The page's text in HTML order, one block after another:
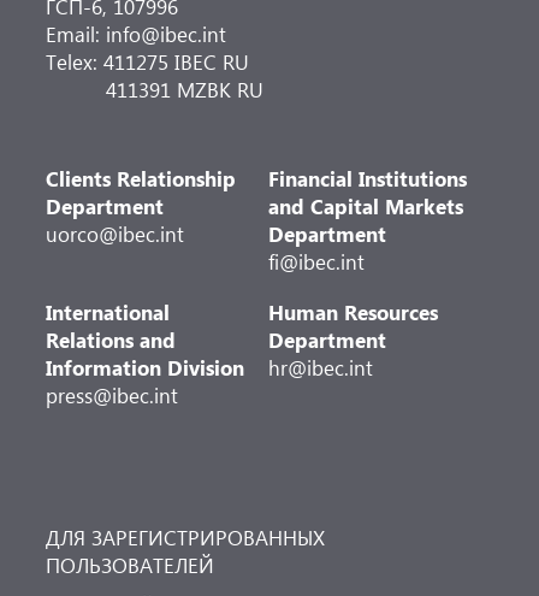
ГСП-6, 107996
Email: info@ibec.int
Telex: 411275 IBEC RU
411391 MZBK RU
Clients Relationship
Department
uorco@ibec.int
Financial Institutions
and Capital Markets
Department
fi@ibec.int
International
Relations and
Information Division
press@ibec.int
Human Resources
Department
hr@ibec.int
ДЛЯ ЗАРЕГИСТРИРОВАННЫХ
ПОЛЬЗОВАТЕЛЕЙ